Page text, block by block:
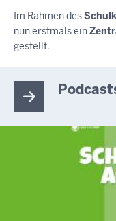
Im Rahmen des
nun erstmals ein
gestellt.